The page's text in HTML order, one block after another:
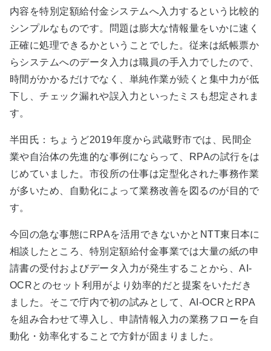
内容を特別定額給付金システムへ入力するという比較的
シンプルなものです。問題は膨大な情報量をいかに速く
正確に処理できるかということでした。従来は紙帳票か
らシステムへのデータ入力は職員の手入力でしたので、
時間がかかるだけでなく、単純作業が続くと集中力が低
下し、チェック漏れや誤入力といったミスも想定されま
す。
半田氏：ちょうど2019年度から武蔵野市では、民間企
業や自治体の先進的な事例にならって、RPAの試行をは
じめていました。市役所の仕事は定型化された事務作業
が多いため、自動化によって業務改善を図るのが目的で
す。
今回の急な事態にRPAを活用できないかとNTT東日本に
相談したところ、特別定額給付金事業では大量の紙の申
請書の受付およびデータ入力が発生することから、AI-
OCRとのセット利用がより効率的だと提案をいただき
ました。そこで庁内で初の試みとして、AI-OCRとRPA
を組み合わせて導入し、申請情報入力の業務フローを自
動化・効率化することで方針が固まりました。